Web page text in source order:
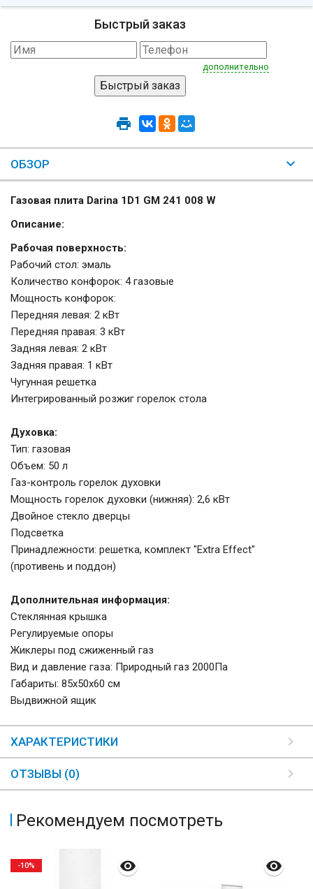
Быстрый заказ
дополнительно
ОБЗОР
Газовая плита Darina 1D1 GM 241 008 W
Описание:
Рабочая поверхность:
Рабочий стол: эмаль
Количество конфорок: 4 газовые
Мощность конфорок:
Передняя левая: 2 кВт
Передняя правая: 3 кВт
Задняя левая: 2 кВт
Задняя правая: 1 кВт
Чугунная решетка
Интегрированный розжиг горелок стола
Духовка:
Тип: газовая
Объем: 50 л
Газ-контроль горелок духовки
Мощность горелок духовки (нижняя): 2,6 кВт
Двойное стекло дверцы
Подсветка
Принадлежности: решетка, комплект "Extra Effect"
(противень и поддон)
Дополнительная информация:
Стеклянная крышка
Регулируемые опоры
Жиклеры под сжиженный газ
Вид и давление газа: Природный газ 2000Па
Габариты: 85х50х60 см
Выдвижной ящик
ХАРАКТЕРИСТИКИ
ОТЗЫВЫ (0)
Рекомендуем посмотреть
-10%